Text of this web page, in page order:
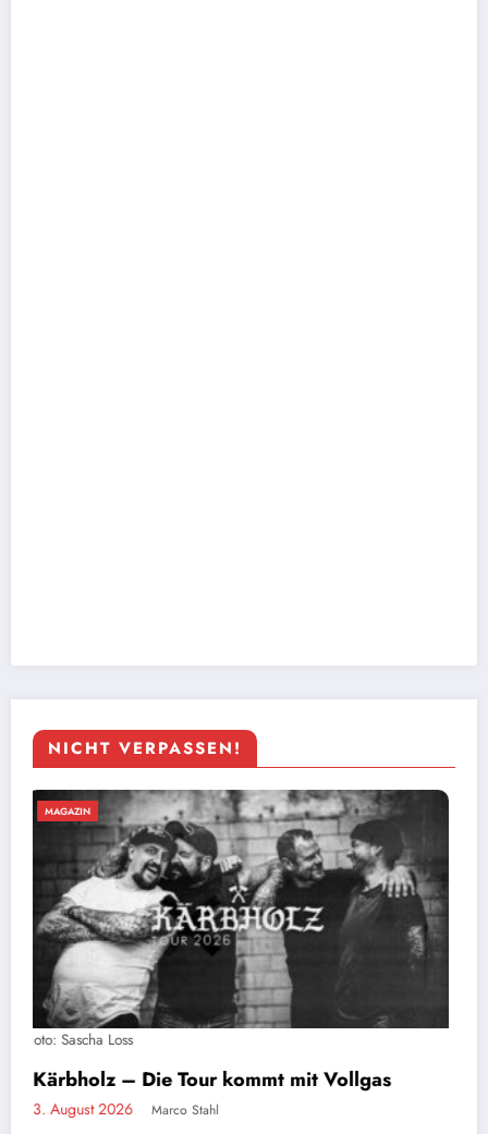
NICHT VERPASSEN!
MAGAZIN
größten Rammstein-Tribute-Band der Welt
2. August 2026 Marco Stahl